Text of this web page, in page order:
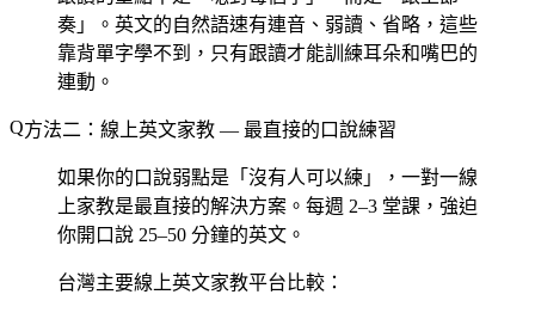
奏」。英文的自然語速有連音、弱讀、省略，這些
靠背單字學不到，只有跟讀才能訓練耳朵和嘴巴的
連動。
方法二：線上英文家教 — 最直接的口說練習
如果你的口說弱點是「沒有人可以練」，一對一線
上家教是最直接的解決方案。每週 2–3 堂課，強迫
你開口說 25–50 分鐘的英文。
台灣主要線上英文家教平台比較：